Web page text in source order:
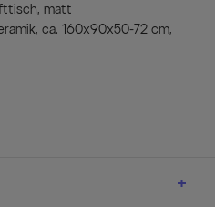
matt
ca. 160x90x50-72 cm,